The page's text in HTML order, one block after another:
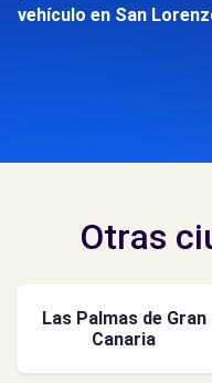
vehículo en San
Otras
Las Palmas de Gran
Canaria